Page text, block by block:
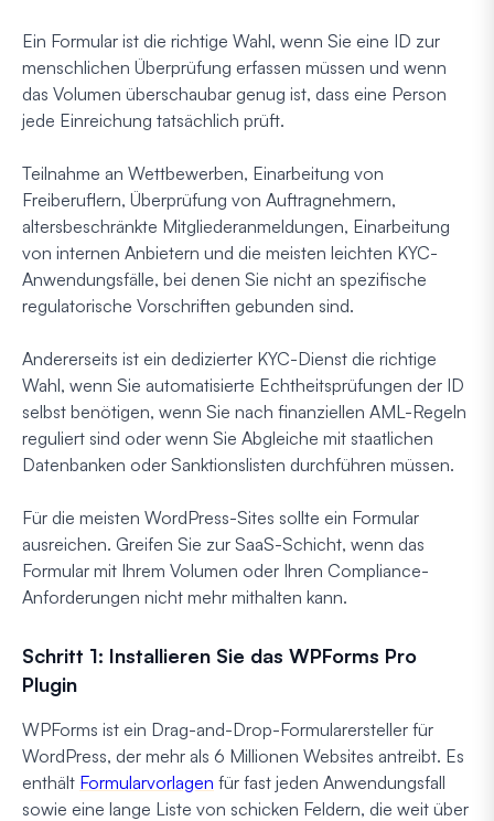
Ein Formular ist die richtige Wahl, wenn Sie eine ID zur
menschlichen Überprüfung erfassen müssen und wenn
das Volumen überschaubar genug ist, dass eine Person
jede Einreichung tatsächlich prüft.
Teilnahme an Wettbewerben, Einarbeitung von
Freiberuflern, Überprüfung von Auftragnehmern,
altersbeschränkte Mitgliederanmeldungen, Einarbeitung
von internen Anbietern und die meisten leichten KYC-
Anwendungsfälle, bei denen Sie nicht an spezifische
regulatorische Vorschriften gebunden sind.
Andererseits ist ein dedizierter KYC-Dienst die richtige
Wahl, wenn Sie automatisierte Echtheitsprüfungen der ID
selbst benötigen, wenn Sie nach finanziellen AML-Regeln
reguliert sind oder wenn Sie Abgleiche mit staatlichen
Datenbanken oder Sanktionslisten durchführen müssen.
Für die meisten WordPress-Sites sollte ein Formular
ausreichen. Greifen Sie zur SaaS-Schicht, wenn das
Formular mit Ihrem Volumen oder Ihren Compliance-
Anforderungen nicht mehr mithalten kann.
Schritt 1: Installieren Sie das WPForms Pro
Plugin
WPForms ist ein Drag-and-Drop-Formularersteller für
WordPress, der mehr als 6 Millionen Websites antreibt. Es
enthält Formularvorlagen für fast jeden Anwendungsfall
sowie eine lange Liste von schicken Feldern, die weit über